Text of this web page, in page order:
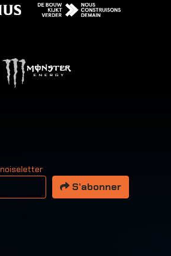
S’abonner